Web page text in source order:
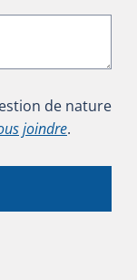
de nature
joindre.